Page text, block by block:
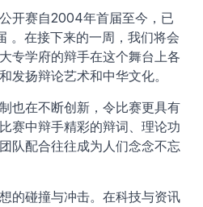
开赛自2004年首届至今，已
。在接下来的一周，我们将会
专学府的辩手在这个舞台上各
发扬辩论艺术和中华文化。
也在不断创新，令比赛更具有
赛中辩手精彩的辩词、理论功
队配合往往成为人们念念不忘
的碰撞与冲击。在科技与资讯